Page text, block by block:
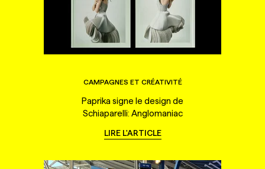
CAMPAGNES ET CRÉATIVITÉ
Paprika signe le design de
Schiaparelli: Anglomaniac
LIRE L'ARTICLE